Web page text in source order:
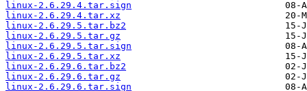
linux-2.6.29.4.tar.sign
linux-2.6.29.4.tar.xz
linux-2.6.29.5.tar.bz2
linux-2.6.29.5.tar.gz
linux-2.6.29.5.tar.sign
linux-2.6.29.5.tar.xz
linux-2.6.29.6.tar.bz2
linux-2.6.29.6.tar.gz
linux-2.6.29.6.tar.sign